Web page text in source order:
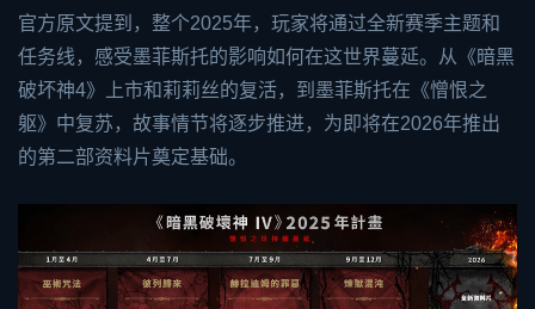
官方原文提到，整个2025年，玩家将通过全新赛季主题和
任务线，感受墨菲斯托的影响如何在这世界蔓延。从《暗黑
破坏神4》上市和莉莉丝的复活，到墨菲斯托在《憎恨之
躯》中复苏，故事情节将逐步推进，为即将在2026年推出
的第二部资料片奠定基础。